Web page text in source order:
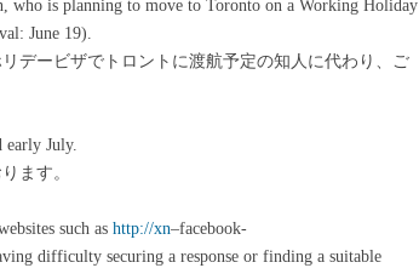
who is planning to move to Toronto on a Working Holiday
June 19).
デービザでトロントに渡航予定の知人に代わり、ご
early July.
ます。
such as http://xn–facebook-
difficulty securing a response or finding a suitable